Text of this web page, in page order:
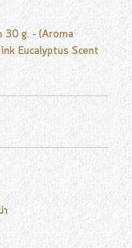
ด 30 g. - (Aroma
Eucalyptus Scent
า